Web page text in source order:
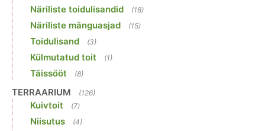
Näriliste toidulisandid (18)
Näriliste mänguasjad (15)
Toidulisand (3)
Külmutatud toit (1)
Täissööt (8)
TERRAARIUM (126)
Kuivtoit (7)
Niisutus (4)